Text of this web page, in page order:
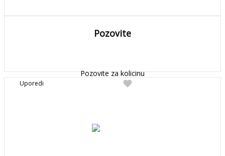
Pozovite
Pozovite za kolicinu
favorite
Uporedi